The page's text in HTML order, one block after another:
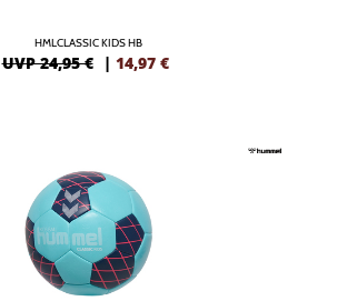
HMLCLASSIC KIDS HB
UVP 24,95 € | 14,97 €